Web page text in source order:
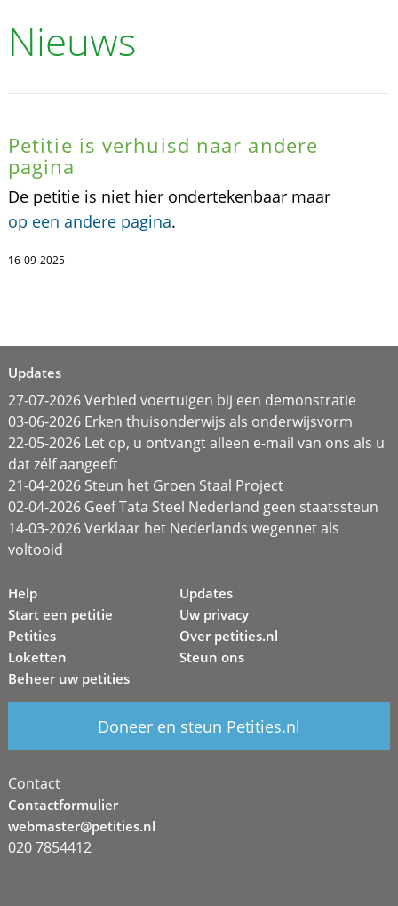
Nieuws
Petitie is verhuisd naar andere
pagina
De petitie is niet hier ondertekenbaar maar
op een andere pagina.
16-09-2025
Updates
27-07-2026 Verbied voertuigen bij een demonstratie
03-06-2026 Erken thuisonderwijs als onderwijsvorm
22-05-2026 Let op, u ontvangt alleen e-mail van ons als u
dat zélf aangeeft
21-04-2026 Steun het Groen Staal Project
02-04-2026 Geef Tata Steel Nederland geen staatssteun
14-03-2026 Verklaar het Nederlands wegennet als
voltooid
Help
Start een petitie
Petities
Loketten
Beheer uw petities
Updates
Uw privacy
Over petities.nl
Steun ons
Doneer en steun Petities.nl
Contact
Contactformulier
webmaster@petities.nl
020 7854412